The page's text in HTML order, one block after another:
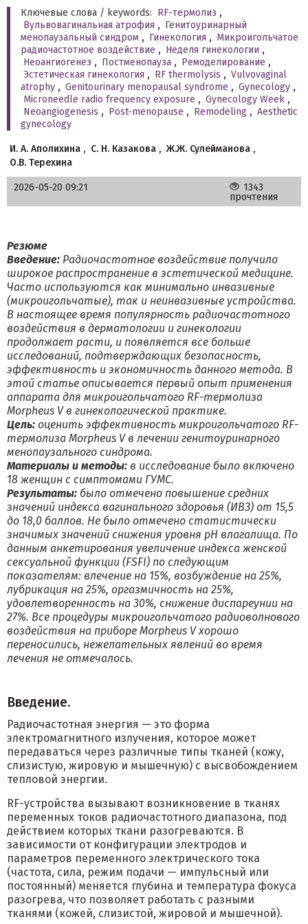
Ключевые слова / keywords: RF-термолиз ,
Вульвовагинальная атрофия , Генитоуринарный
менопаузальный синдром , Гинекология , Микроигольчатое
радиочастотное воздействие , Неделя гинекологии ,
Неоангиогенез , Постменопауза , Ремоделирование ,
Эстетическая гинекология , RF thermolysis , Vulvovaginal
atrophy , Genitourinary menopausal syndrome , Gynecology ,
Microneedle radio frequency exposure , Gynecology Week ,
Neoangiogenesis , Post-menopause , Remodeling , Aesthetic
gynecology
И. А. Аполихина , С. Н. Казакова , Ж.Ж. Сулейманова ,
О.В. Терехина
2026-05-20 09:21
1343
прочтения
Резюме
Введение: Радиочастотное воздействие получило
широкое распространение в эстетической медицине.
Часто используются как минимально инвазивные
(микроигольчатые), так и неинвазивные устройства.
В настоящее время популярность радиочастотного
воздействия в дерматологии и гинекологии
продолжает расти, и появляется все больше
исследований, подтверждающих безопасность,
эффективность и экономичность данного метода. В
этой статье описывается первый опыт применения
аппарата для микроигольчатого RF-термолиза
Morpheus V в гинекологической практике.
Цель: оценить эффективность микроигольчатого RF-
термолиза Morpheus V в лечении генитоуринарного
менопаузального синдрома.
Материалы и методы: в исследование было включено
18 женщин с симптомами ГУМС.
Результаты: было отмечено повышение средних
значений индекса вагинального здоровья (ИВЗ) от 15,5
до 18,0 баллов. Не было отмечено статистически
значимых значений снижения уровня рН влагалища. По
данным анкетирования увеличение индекса женской
сексуальной функции (FSFI) по следующим
показателям: влечение на 15%, возбуждение на 25%,
лубрикация на 25%, оргазмичность на 25%,
удовлетворенность на 30%, снижение диспареунии на
27%. Все процедуры микроигольчатого радиоволнового
воздействия на приборе Morpheus V хорошо
переносились, нежелательных явлений во время
лечения не отмечалось.
Введение.
Радиочастотная энергия — это форма
электромагнитного излучения, которое может
передаваться через различные типы тканей (кожу,
слизистую, жировую и мышечную) с высвобождением
тепловой энергии.
RF-устройства вызывают возникновение в тканях
переменных токов радиочастотного диапазона, под
действием которых ткани разогреваются. В
зависимости от конфигурации электродов и
параметров переменного электрического тока
(частота, сила, режим подачи — импульсный или
постоянный) меняется глубина и температура фокуса
разогрева, что позволяет работать с разными
тканями (кожей, слизистой, жировой и мышечной).